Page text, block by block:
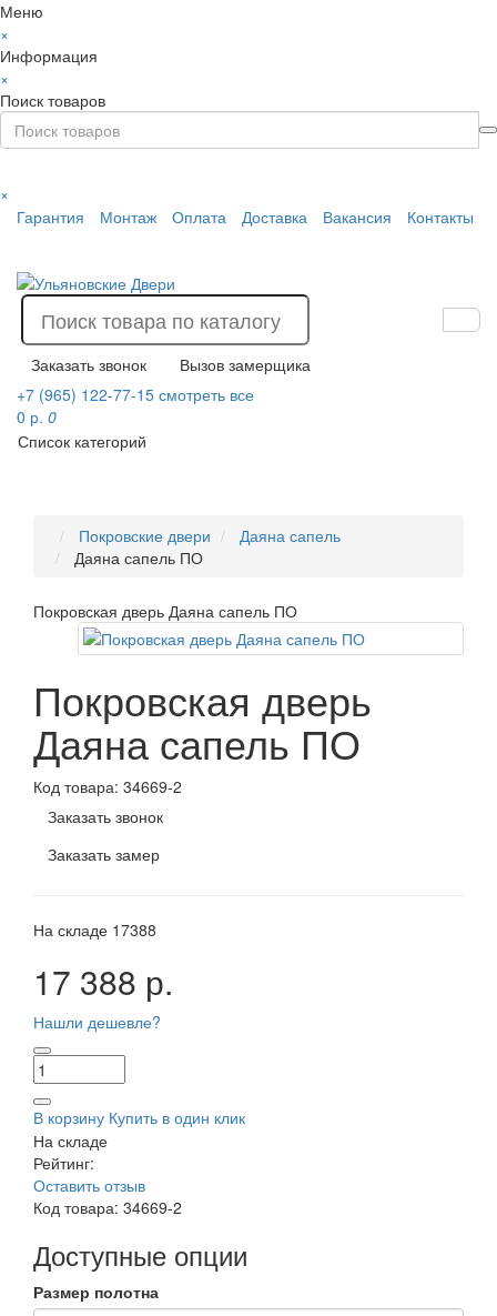
Меню
×
Информация
×
Поиск товаров
×
Гарантия
Монтаж Оплата Доставка Вакансия Контакты
Заказать звонок
Вызов замерщика
+7 (965) 122-77-15 смотреть все
0 р. 0
Список категорий
Покровские двери
Даяна сапель
Даяна сапель ПО
Покровская дверь Даяна сапель ПО
Покровская дверь
Даяна сапель ПО
Код товара: 34669-2
Заказать звонок
Заказать замер
На складе 17388
17 388 р.
Нашли дешевле?
В корзину Купить в один клик
На складе
Рейтинг:
Оставить отзыв
Код товара: 34669-2
Доступные опции
Размер полотна